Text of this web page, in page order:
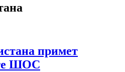
примет
ШОС